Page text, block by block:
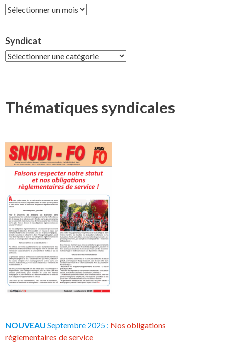
Archives
Syndicat
Syndicat
Thématiques syndicales
NOUVEAU Septembre 2025 : Nos obligations
règlementaires de service